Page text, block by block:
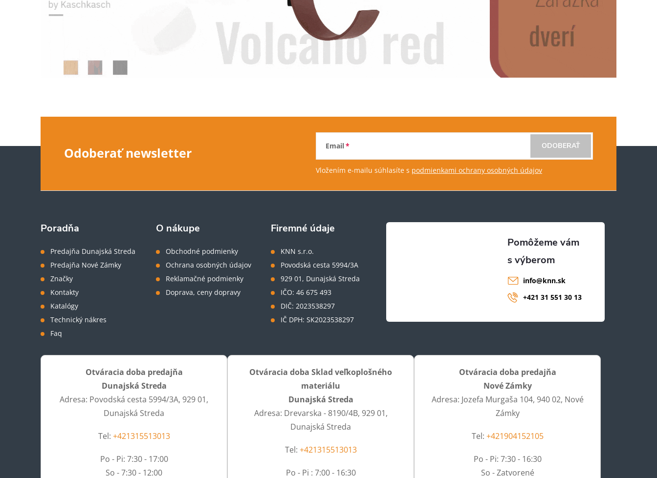
Odoberať newsletter Email
Vložením e-mailu súhlasíte s podmienkami ochrany osobných údajov
ODOBERAŤ
Poradňa
Predajňa Dunajská Streda
Predajňa Nové Zámky
Značky
Kontakty
Katalógy
Technický nákres
Faq
O nákupe
Obchodné podmienky
Ochrana osobných údajov
Reklamačné podmienky
Doprava, ceny dopravy
Firemné údaje
KNN s.r.o.
Povodská cesta 5994/3A
929 01, Dunajská Streda
IČO: 46 675 493
DIČ: 2023538297
IČ DPH: SK2023538297
info@knn.sk
+421 31 551 30 13
Otváracia doba predajňa
Dunajská Streda
Adresa: Povodská cesta 5994/3A, 929 01,
Dunajská Streda
Tel: +421315513013
Po - Pi: 7:30 - 17:00
So - 7:30 - 12:00
Otváracia doba Sklad veľkoplošného
materiálu
Dunajská Streda
Adresa: Drevarska - 8190/4B, 929 01,
Dunajská Streda
Tel: +421315513013
Po - Pi : 7:00 - 16:30
Otváracia doba predajňa
Nové Zámky
Adresa: Jozefa Murgaša 104, 940 02, Nové
Zámky
Tel: +421904152105
Po - Pi: 7:30 - 16:30
So - Zatvorené